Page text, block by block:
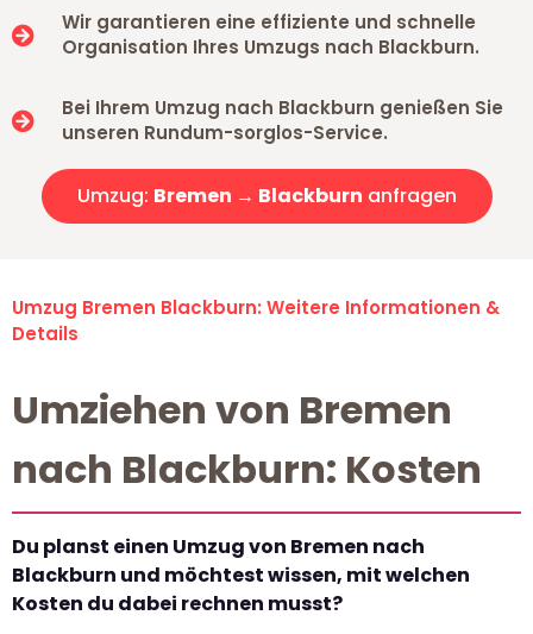
Wir garantieren eine effiziente und schnelle
Organisation Ihres Umzugs nach Blackburn.
Bei Ihrem Umzug nach Blackburn genießen Sie
unseren Rundum-sorglos-Service.
Umzug: Bremen → Blackburn anfragen
Umzug Bremen Blackburn: Weitere Informationen &
Details
Umziehen von Bremen
nach Blackburn: Kosten
Du planst einen Umzug von Bremen nach
Blackburn und möchtest wissen, mit welchen
Kosten du dabei rechnen musst?